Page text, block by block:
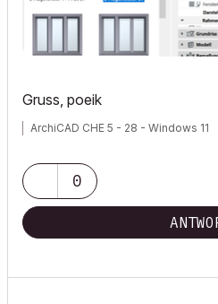
Gruss, poeik
ArchiCAD CHE 5 - 28 - Windows 11
0